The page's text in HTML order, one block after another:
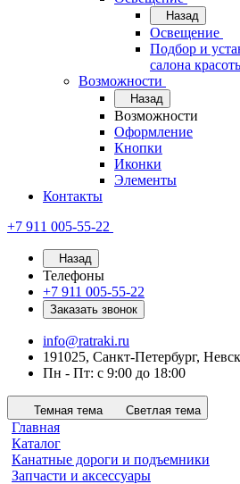
Назад
Освещение
Подбор и
салона
Возможности
Назад
Возможности
Оформление
Кнопки
Иконки
Элементы
Контакты
+7 911 005-55-22
Назад
Телефоны
+7 911 005-55-22
Заказать звонок
info@ratraki.ru
191025, Санкт-Петербург,
Пн - Пт: с 9:00 до 18:00
Темная тема Светлая тема
Главная
Каталог
Канатные дороги и подъемники
Запчасти и аксессуары